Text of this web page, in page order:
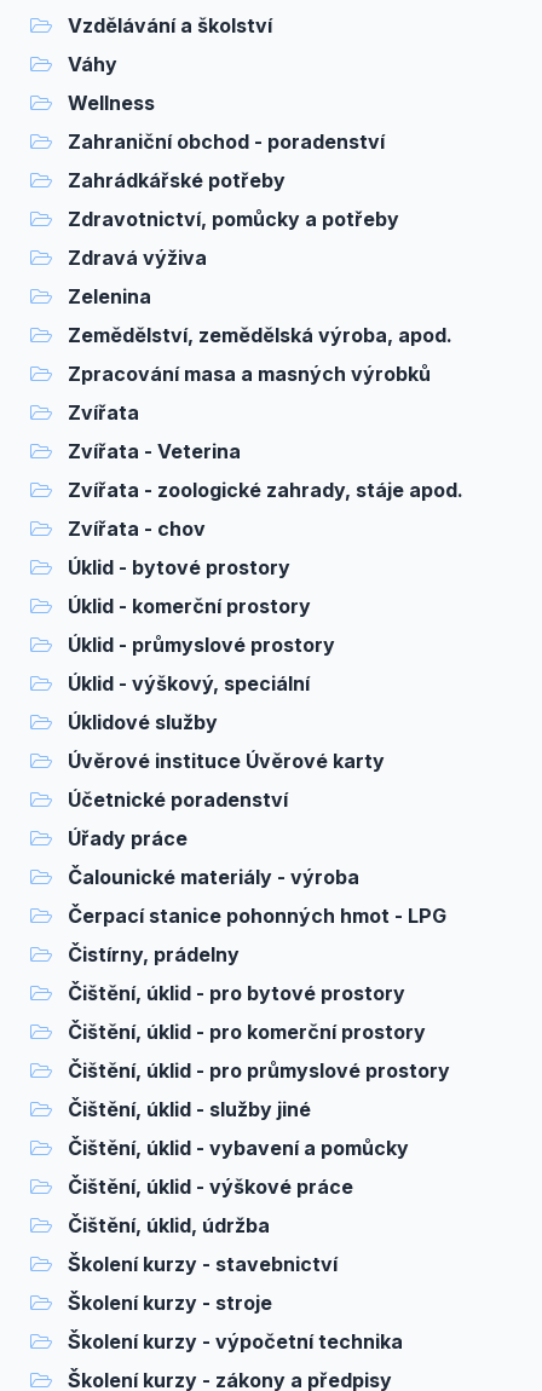
Vzdělávání a školství
Váhy
Wellness
Zahraniční obchod - poradenství
Zahrádkářské potřeby
Zdravotnictví, pomůcky a potřeby
Zdravá výživa
Zelenina
Zemědělství, zemědělská výroba, apod.
Zpracování masa a masných výrobků
Zvířata
Zvířata - Veterina
Zvířata - zoologické zahrady, stáje apod.
Zvířata - chov
Úklid - bytové prostory
Úklid - komerční prostory
Úklid - průmyslové prostory
Úklid - výškový, speciální
Úklidové služby
Úvěrové instituce Úvěrové karty
Účetnické poradenství
Úřady práce
Čalounické materiály - výroba
Čerpací stanice pohonných hmot - LPG
Čistírny, prádelny
Čištění, úklid - pro bytové prostory
Čištění, úklid - pro komerční prostory
Čištění, úklid - pro průmyslové prostory
Čištění, úklid - služby jiné
Čištění, úklid - vybavení a pomůcky
Čištění, úklid - výškové práce
Čištění, úklid, údržba
Školení kurzy - stavebnictví
Školení kurzy - stroje
Školení kurzy - výpočetní technika
Školení kurzy - zákony a předpisy